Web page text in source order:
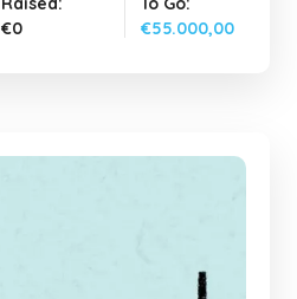
€0
€55.000,00